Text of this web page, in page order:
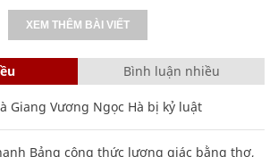
XEM THÊM BÀI VIẾT
Bình luận nhiều
Giang Vương Ngọc Hà bị kỷ luật
Bảng công thức lượng giác bằng thơ,